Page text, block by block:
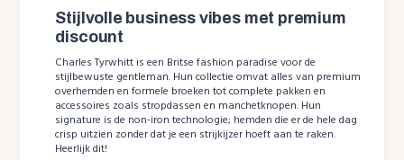
Stijlvolle business vibes met premium
discount
Charles Tyrwhitt is een Britse fashion paradise voor de
stijlbewuste gentleman. Hun collectie omvat alles van premium
overhemden en formele broeken tot complete pakken en
accessoires zoals stropdassen en manchetknopen. Hun
signature is de non-iron technologie; hemden die er de hele dag
crisp uitzien zonder dat je een strijkijzer hoeft aan te raken.
Heerlijk dit!